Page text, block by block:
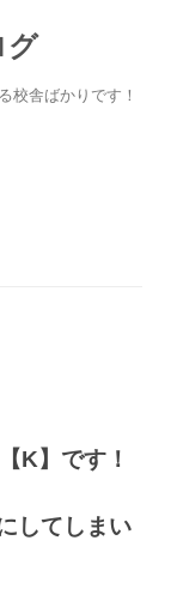
グ
校舎ばかりです！
【K】です！
してしまい